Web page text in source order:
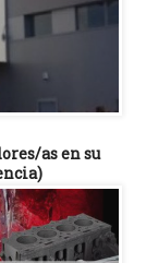
as en su